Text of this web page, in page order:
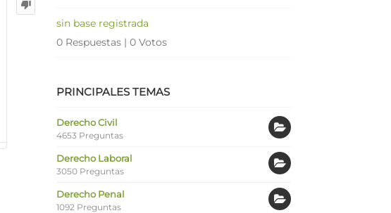
sin base registrada
0 Respuestas | 0 Votos
PRINCIPALES TEMAS
Derecho Civil
4653 Preguntas
Derecho Laboral
3050 Preguntas
Derecho Penal
1092 Preguntas